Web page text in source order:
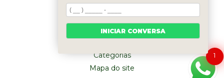
Home
Institucional
Serviços
Categorias
Mapa do site
1
INICIAR CONVERSA